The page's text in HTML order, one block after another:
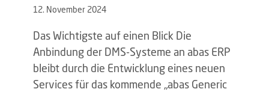
12. November 2024
Das Wichtigste auf einen Blick Die
Anbindung der DMS-Systeme an abas ERP
bleibt durch die Entwicklung eines neuen
Services für das kommende „abas Generic